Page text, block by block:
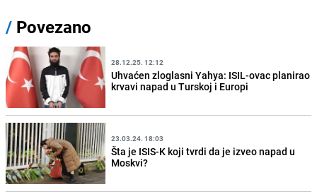
/ Povezano
28.12.25. 12:12
Uhvaćen zloglasni Yahya: ISIL-ovac planirao
krvavi napad u Turskoj i Europi
23.03.24. 18:03
Šta je ISIS-K koji tvrdi da je izveo napad u
Moskvi?